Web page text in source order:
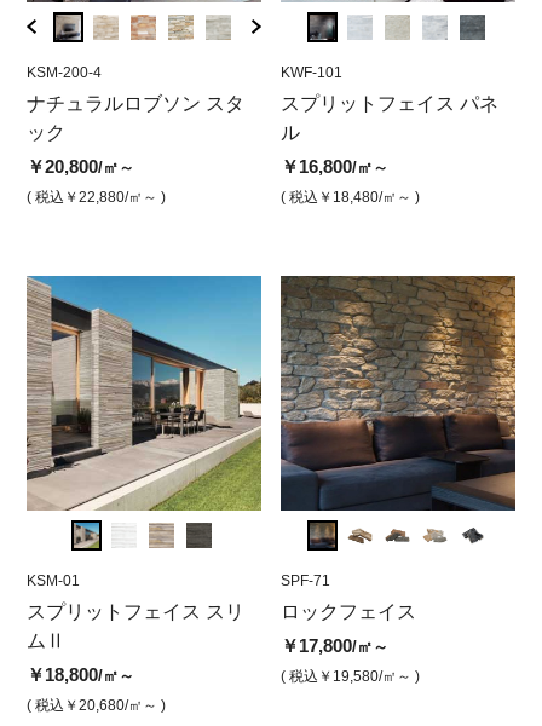
KSM-200-4
ナチュラルロブソン スタ
ック
￥20,800/㎡～
( 税込￥22,880/㎡～ )
KSM-200-4
ナチュラルロブソンスタッ
ク ベージュ
￥20,800/㎡
( 税込￥22,880/㎡ )
ナチ
KWF-105
スプリットフェイス・パネ
ル ブラック
￥17,800 /㎡
( 税込￥19,580 /㎡ )
KWF-101
スプリットフェイス パネ
ル
￥16,800/㎡～
( 税込￥18,480/㎡～ )
KSM-01
スプリットフェイス スリ
ムⅡ
￥18,800/㎡～
( 税込￥20,680/㎡～ )
KSM-01
スプリットフェイス スリ
ムⅡ スノーホワイト
￥18,800 /㎡
SPF-78
ロックフェイス シルクブ
ラック
￥17,800 /㎡
( 税込￥19,580 /㎡ )
SPF-71
ロックフェイス
￥17,800/㎡～
( 税込￥19,580/㎡～ )